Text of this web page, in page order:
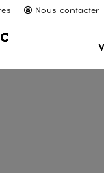
Nous contacter